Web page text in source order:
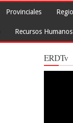
Provinciales
Recursos Humanos
ERDTv